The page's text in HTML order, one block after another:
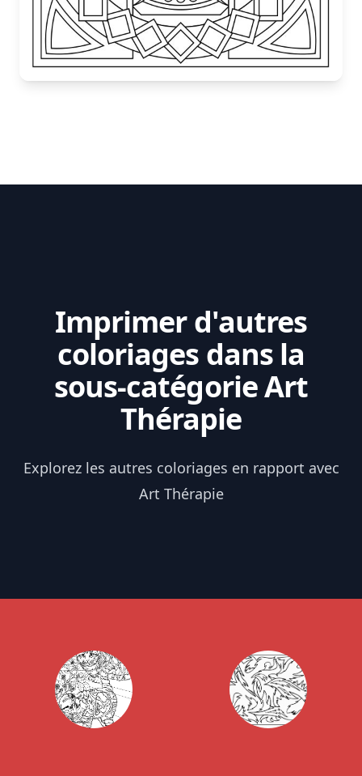
Imprimer d'autres
coloriages dans la
sous-catégorie Art
Thérapie
Explorez les autres coloriages en rapport avec
Art Thérapie